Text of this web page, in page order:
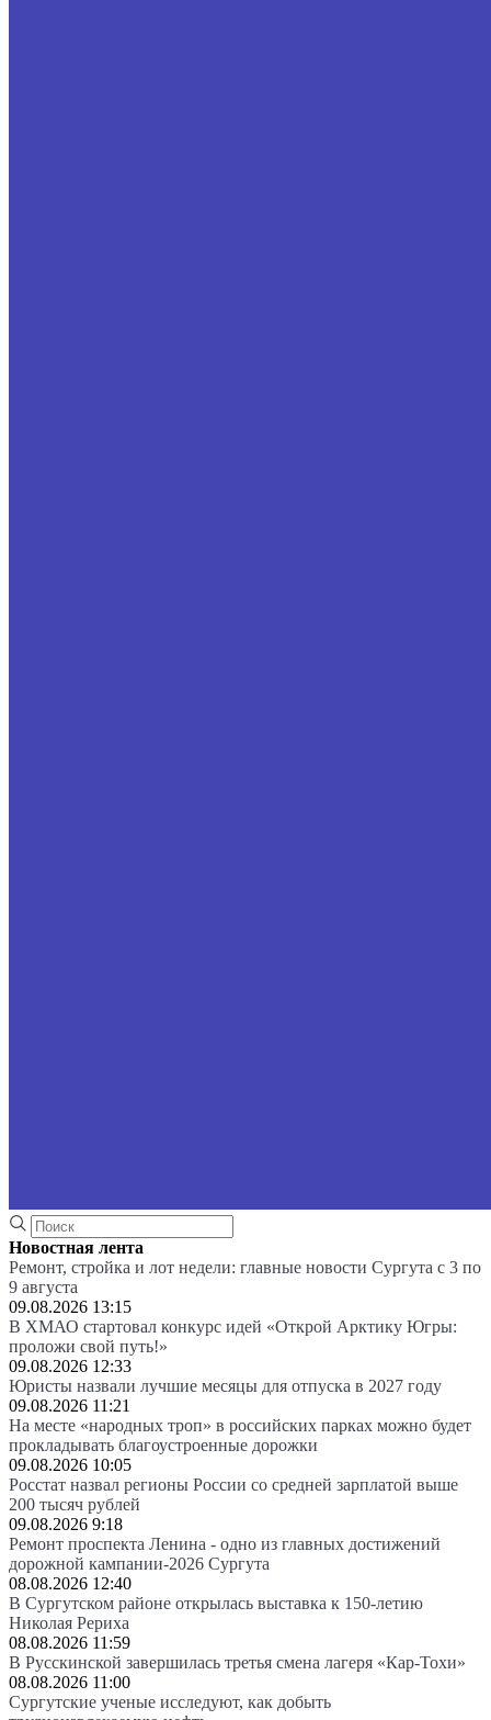
Новостная лента
Ремонт, стройка и лот недели: главные новости Сургута с 3 по
9 августа
09.08.2026 13:15
В ХМАО стартовал конкурс идей «Открой Арктику Югры:
проложи свой путь!»
09.08.2026 12:33
Юристы назвали лучшие месяцы для отпуска в 2027 году
09.08.2026 11:21
На месте «народных троп» в российских парках можно будет
прокладывать благоустроенные дорожки
09.08.2026 10:05
Росстат назвал регионы России со средней зарплатой выше
200 тысяч рублей
09.08.2026 9:18
Ремонт проспекта Ленина - одно из главных достижений
дорожной кампании-2026 Сургута
08.08.2026 12:40
В Сургутском районе открылась выставка к 150-летию
Николая Рериха
08.08.2026 11:59
В Русскинской завершилась третья смена лагеря «Кар-Тохи»
08.08.2026 11:00
Сургутские ученые исследуют, как добыть